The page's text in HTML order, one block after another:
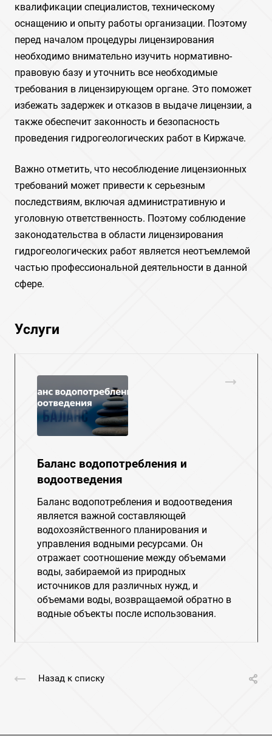
квалификации специалистов, техническому
оснащению и опыту работы организации. Поэтому
перед началом процедуры лицензирования
необходимо внимательно изучить нормативно-
правовую базу и уточнить все необходимые
требования в лицензирующем органе. Это поможет
избежать задержек и отказов в выдаче лицензии, а
также обеспечит законность и безопасность
проведения гидрогеологических работ в Киржаче.
Важно отметить, что несоблюдение лицензионных
требований может привести к серьезным
последствиям, включая административную и
уголовную ответственность. Поэтому соблюдение
законодательства в области лицензирования
гидрогеологических работ является неотъемлемой
частью профессиональной деятельности в данной
сфере.
Услуги
Баланс водопотребления и
водоотведения
Баланс водопотребления и водоотведения
является важной составляющей
водохозяйственного планирования и
управления водными ресурсами. Он
отражает соотношение между объемами
воды, забираемой из природных
источников для различных нужд, и
объемами воды, возвращаемой обратно в
водные объекты после использования.
Назад к списку